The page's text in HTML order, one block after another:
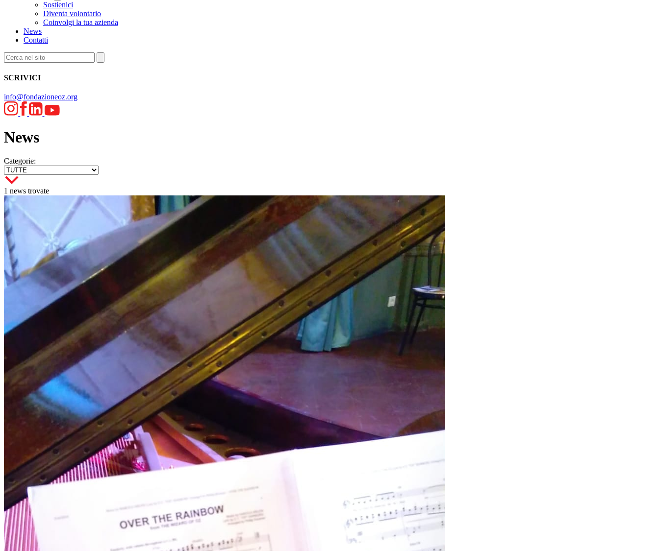
Sostienici
Diventa volontario
Coinvolgi la tua azienda
News
Contatti
SCRIVICI
info@fondazioneoz.org
News
Categorie:
1 news trovate